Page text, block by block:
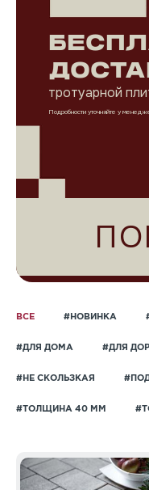
тротуарной
Подробности уточняйте у
ВСЕ #НОВИНКА
#ДЛЯ ДОМА #ДЛЯ
#НЕ СКОЛЬЗКАЯ
#ТОЛЩИНА 40 ММ